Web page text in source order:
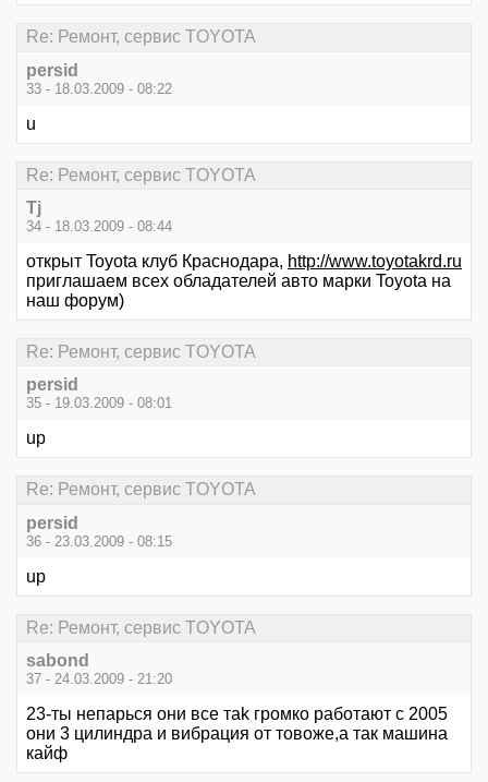
Re: Ремонт, сервис TOYOTA
persid
33 - 18.03.2009 - 08:22
u
Re: Ремонт, сервис TOYOTA
Tj
34 - 18.03.2009 - 08:44
открыт Toyota клуб Краснодара, http://www.toyotakrd.ru
приглашаем всех обладателей авто марки Toyota на
наш форум)
Re: Ремонт, сервис TOYOTA
persid
35 - 19.03.2009 - 08:01
up
Re: Ремонт, сервис TOYOTA
persid
36 - 23.03.2009 - 08:15
up
Re: Ремонт, сервис TOYOTA
sabond
37 - 24.03.2009 - 21:20
23-ты непарься oни все таk громко работают с 2005
oни 3 цилиндра и вибрация от товоже,а так машина
кайф